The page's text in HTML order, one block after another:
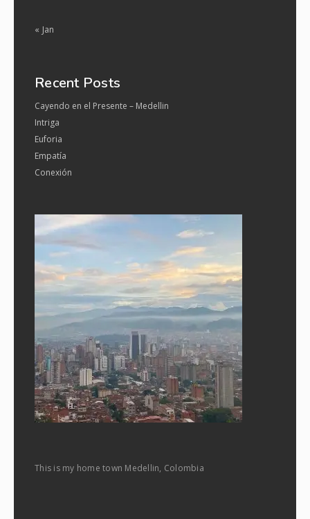
« Jan
Recent Posts
Cayendo en el Presente – Medellin
Intriga
Euforia
Empatía
Conexión
This is my home town Medellin, Colombia